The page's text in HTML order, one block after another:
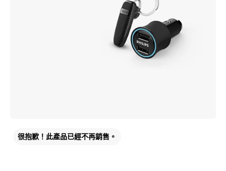
很抱歉！此產品已經不再銷售。